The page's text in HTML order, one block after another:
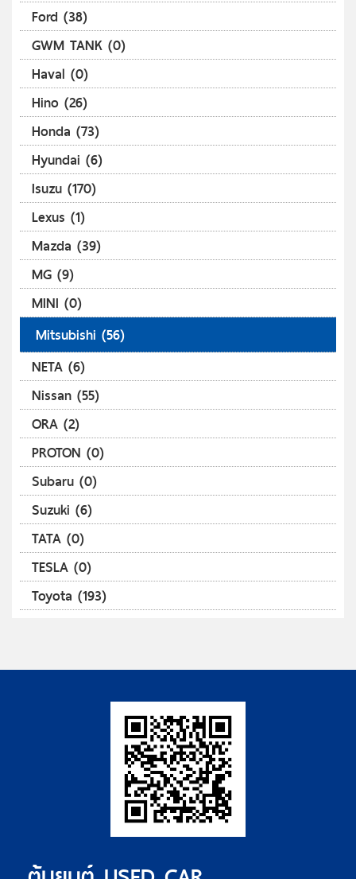
Ford (38)
GWM TANK (0)
Haval (0)
Hino (26)
Honda (73)
Hyundai (6)
Isuzu (170)
Lexus (1)
Mazda (39)
MG (9)
MINI (0)
Mitsubishi (56)
NETA (6)
Nissan (55)
ORA (2)
PROTON (0)
Subaru (0)
Suzuki (6)
TATA (0)
TESLA (0)
Toyota (193)